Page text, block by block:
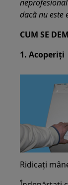
dacă nu este
CUM SE
1. Acoperiți
Ridicați